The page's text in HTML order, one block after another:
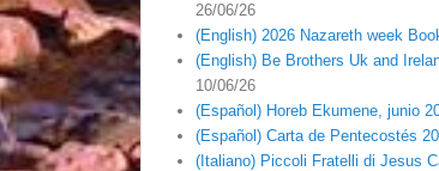
26/06/26
(English) 2026 Nazareth week
(English) Be Brothers Uk and
10/06/26
(Español) Horeb Ekumene, junio
(Español) Carta de Pentecostés
(Italiano) Piccoli Fratelli di Jesus